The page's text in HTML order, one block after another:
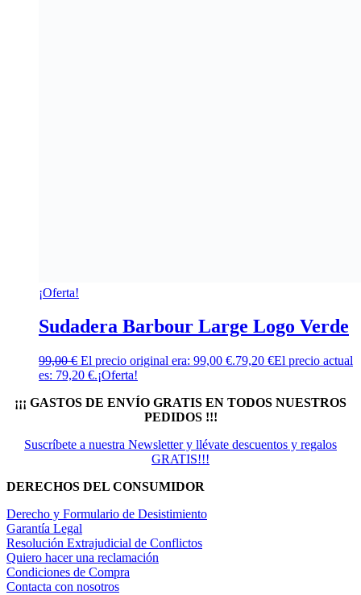
¡Oferta!
Sudadera Barbour Large Logo Verde
99,00€ El precio original era: 99,00 €.79,20 €El precio actual
es: 79,20 €.¡Oferta!
¡¡¡ GASTOS DE ENVÍO GRATIS EN TODOS NUESTROS
PEDIDOS !!!
Suscríbete a nuestra Newsletter y llévate descuentos y regalos
GRATIS!!!
DERECHOS DEL CONSUMIDOR
Derecho y Formulario de Desistimiento
Garantía Legal
Resolución Extrajudicial de Conflictos
Quiero hacer una reclamación
Condiciones de Compra
Contacta con nosotros